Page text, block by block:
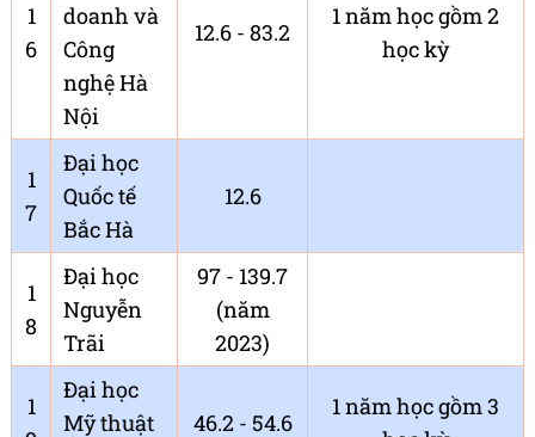
1
6
doanh và
Công
nghệ Hà
Nội
12.6 - 83.2
1 năm học gồm 2
học kỳ
1
7
Đại học
Quốc tế
Bắc Hà
12.6
1
8
Đại học
Nguyễn
Trãi
97 - 139.7
(năm
2023)
1
Đại học
Mỹ thuật
46.2 - 54.6
1 năm học gồm 3